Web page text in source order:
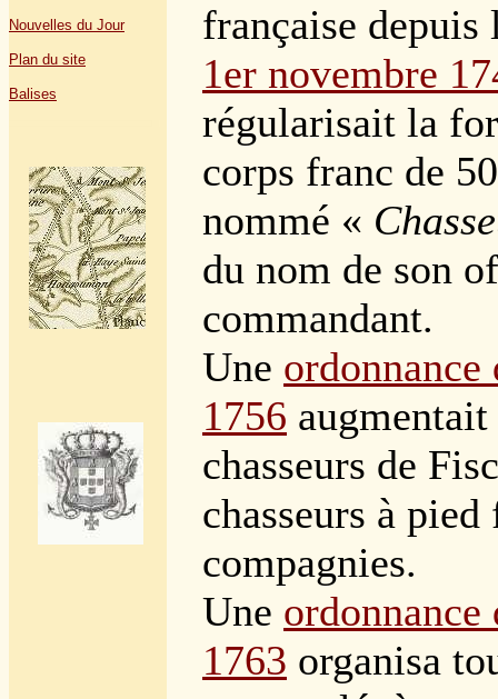
Nouvelles du Jour
Plan du site
Balises
française depuis
1er novembre
régularisait la
corps franc de
nommé «
du nom de son
commandant.
Une ordonnance
1756
chasseurs de
chasseurs à
compagnies.
Une ordonnance
1763 organisa